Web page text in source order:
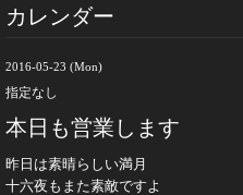
カレンダー
2016-05-23 (Mon)
指定なし
本日も営業します
昨日は素晴らしい満月
十六夜もまた素敵ですよ